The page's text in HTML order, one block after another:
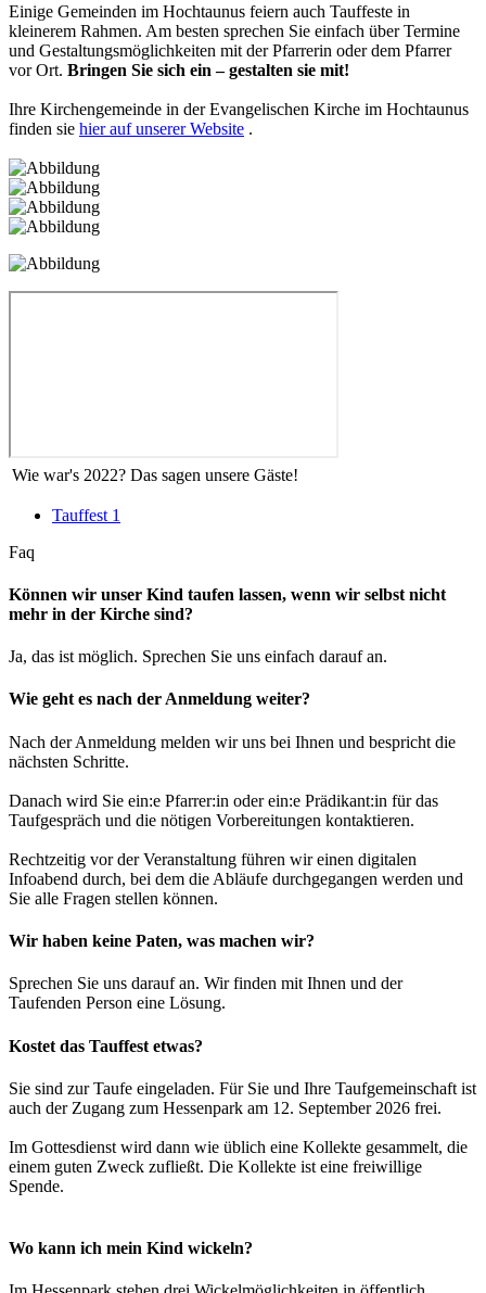
Einige Gemeinden im Hochtaunus feiern auch Tauffeste in
kleinerem Rahmen. Am besten sprechen Sie einfach über Termine
und Gestaltungsmöglichkeiten mit der Pfarrerin oder dem Pfarrer
vor Ort. Bringen Sie sich ein – gestalten sie mit!
Ihre Kirchengemeinde in der Evangelischen Kirche im Hochtaunus
finden sie hier auf unserer Website .
Wie war's 2022? Das sagen unsere Gäste!
Tauffest 1
Faq
Können wir unser Kind taufen lassen, wenn wir selbst nicht
mehr in der Kirche sind?
Ja, das ist möglich. Sprechen Sie uns einfach darauf an.
Wie geht es nach der Anmeldung weiter?
Nach der Anmeldung melden wir uns bei Ihnen und bespricht die
nächsten Schritte.
Danach wird Sie ein:e Pfarrer:in oder ein:e Prädikant:in für das
Taufgespräch und die nötigen Vorbereitungen kontaktieren.
Rechtzeitig vor der Veranstaltung führen wir einen digitalen
Infoabend durch, bei dem die Abläufe durchgegangen werden und
Sie alle Fragen stellen können.
Wir haben keine Paten, was machen wir?
Sprechen Sie uns darauf an. Wir finden mit Ihnen und der
Taufenden Person eine Lösung.
Kostet das Tauffest etwas?
Sie sind zur Taufe eingeladen. Für Sie und Ihre Taufgemeinschaft ist
auch der Zugang zum Hessenpark am 12. September 2026 frei.
Im Gottesdienst wird dann wie üblich eine Kollekte gesammelt, die
einem guten Zweck zufließt. Die Kollekte ist eine freiwillige
Spende.
Wo kann ich mein Kind wickeln?